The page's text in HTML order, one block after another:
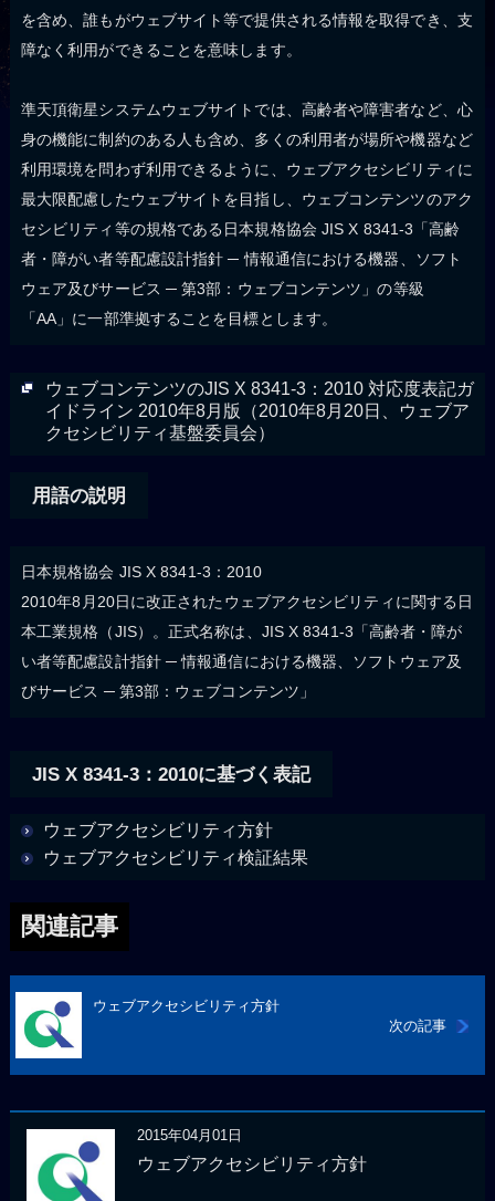
を含め、誰もがウェブサイト等で提供される情報を取得でき、支
障なく利用ができることを意味します。
準天頂衛星システムウェブサイトでは、高齢者や障害者など、心
身の機能に制約のある人も含め、多くの利用者が場所や機器など
利用環境を問わず利用できるように、ウェブアクセシビリティに
最大限配慮したウェブサイトを目指し、ウェブコンテンツのアク
セシビリティ等の規格である日本規格協会 JIS X 8341-3「高齢
者・障がい者等配慮設計指針 ─ 情報通信における機器、ソフト
ウェア及びサービス ─ 第3部：ウェブコンテンツ」の等級
「AA」に一部準拠することを目標とします。
ウェブコンテンツのJIS X 8341-3：2010 対応度表記ガ
イドライン 2010年8月版（2010年8月20日、ウェブア
クセシビリティ基盤委員会）
用語の説明
日本規格協会 JIS X 8341-3：2010
2010年8月20日に改正されたウェブアクセシビリティに関する日
本工業規格（JIS）。正式名称は、JIS X 8341-3「高齢者・障が
い者等配慮設計指針 ─ 情報通信における機器、ソフトウェア及
びサービス ─ 第3部：ウェブコンテンツ」
JIS X 8341-3：2010に基づく表記
ウェブアクセシビリティ方針
ウェブアクセシビリティ検証結果
関連記事
次の記事
ウェブアクセシビリティ方針
2015年04月01日
ウェブアクセシビリティ方針